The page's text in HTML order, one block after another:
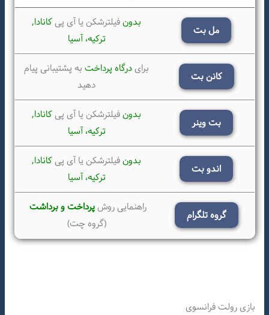
مل بت
بدونفیلترشکن یا آی پیکانادا,
ترکیه، آسیا
کانن بت
برایدرگاه پرداختبه پشتیبانی پیام
دهید
بت وینر
بدونفیلترشکن یا آی پیکانادا,
ترکیه، آسیا
اندو بت
بدونفیلترشکن یا آی پیکانادا,
ترکیه، آسیا
گروه تلگرام
راهنمایی روشپرداخت و برداشت
(گروه چت)
بازی رولت فرانسوی